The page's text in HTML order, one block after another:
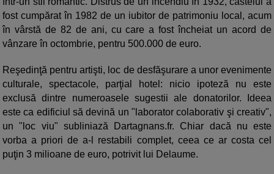
fost cumpărat în 1982 de un iubitor de patrimoniu local, acum
în vârstă de 82 de ani, cu care a fost încheiat un acord de
vânzare în octombrie, pentru 500.000 de euro.
Reşedinţă pentru artişti, loc de desfăşurare a unor evenimente
culturale, spectacole, parţial hotel: nicio ipoteză nu este
exclusă dintre numeroasele sugestii ale donatorilor. Ideea
este ca edificiul să devină un "laborator colaborativ şi creativ",
un "loc viu" subliniază Dartagnans.fr. Chiar dacă nu este
vorba a priori de a-l restabili complet, ceea ce ar costa cel
puţin 3 milioane de euro, potrivit lui Delaume.